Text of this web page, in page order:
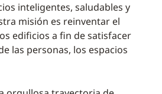
inteligentes, saludables y
misión es reinventar el
edificios a fin de satisfacer
las personas, los espacios